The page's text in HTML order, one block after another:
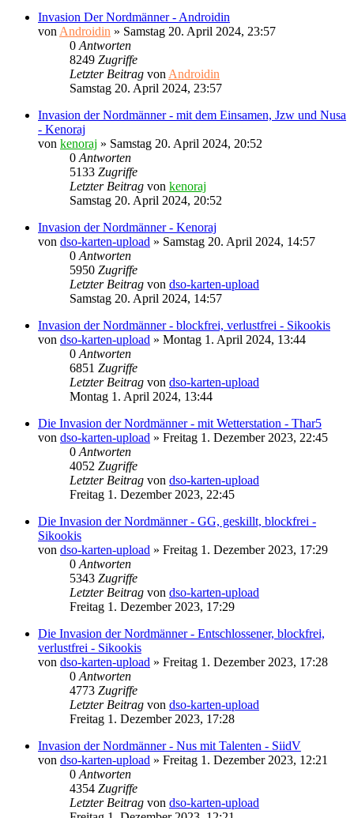
Invasion Der Nordmänner - Androidin
vonAndroidin » Samstag 20. April 2024, 23:57
0Antworten
8249 Zugriffe
Letzter Beitrag vonAndroidin
Samstag 20. April 2024, 23:57
Invasion der Nordmänner - mit dem Einsamen, Jzw und Nusa
- Kenoraj
von kenoraj » Samstag 20. April 2024, 20:52
0Antworten
5133 Zugriffe
Letzter Beitrag von kenoraj
Samstag 20. April 2024, 20:52
Invasion der Nordmänner - Kenoraj
von dso-karten-upload » Samstag 20. April 2024, 14:57
0Antworten
5950 Zugriffe
Letzter Beitrag von dso-karten-upload
Samstag 20. April 2024, 14:57
Invasion der Nordmänner - blockfrei, verlustfrei - Sikookis
von dso-karten-upload » Montag 1. April 2024, 13:44
0Antworten
6851 Zugriffe
Letzter Beitrag von dso-karten-upload
Montag 1. April 2024, 13:44
Die Invasion der Nordmänner - mit Wetterstation - Thar5
von dso-karten-upload » Freitag 1. Dezember 2023, 22:45
0Antworten
4052 Zugriffe
Letzter Beitrag von dso-karten-upload
Freitag 1. Dezember 2023, 22:45
Die Invasion der Nordmänner - GG, geskillt, blockfrei -
Sikookis
von dso-karten-upload » Freitag 1. Dezember 2023, 17:29
0Antworten
5343 Zugriffe
Letzter Beitrag von dso-karten-upload
Freitag 1. Dezember 2023, 17:29
Die Invasion der Nordmänner - Entschlossener, blockfrei,
verlustfrei - Sikookis
von dso-karten-upload » Freitag 1. Dezember 2023, 17:28
0Antworten
4773 Zugriffe
Letzter Beitrag von dso-karten-upload
Freitag 1. Dezember 2023, 17:28
Invasion der Nordmänner - Nus mit Talenten - SiidV
von dso-karten-upload » Freitag 1. Dezember 2023, 12:21
0Antworten
4354 Zugriffe
Letzter Beitrag von dso-karten-upload